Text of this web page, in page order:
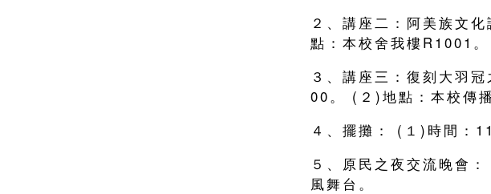
２、講座二：阿美族文
點：本校舍我樓R1001。
３、講座三：復刻大羽
00。 (２)地點：本校傳
４、擺攤： (１)時間：
５、原民之夜交流晚會
風舞台。